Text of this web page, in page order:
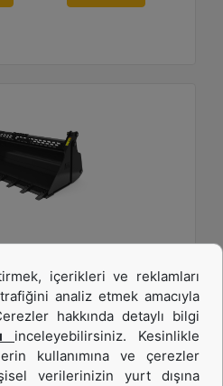
içerikleri ve reklamları
analiz etmek amacıyla
hakkında detaylı bilgi
inceleyebilirsiniz. Kesinlikle
kullanımına ve çerezler
verilerinizin yurt dışına